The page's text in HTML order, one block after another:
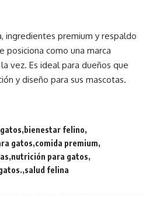
ingredientes premium y respaldo
posiciona como una marca
vez. Es ideal para dueños que
y diseño para sus mascotas.
bienestar felino
gatos comida premium
nutrición para gatos
salud felina